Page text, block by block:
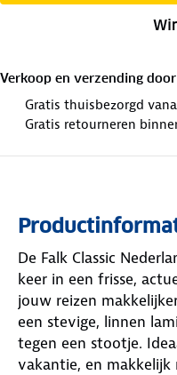
Verkoop en verzending door
Gratis thuisbezorgd
Gratis retourneren
De Falk Classic
keer in een frisse,
jouw reizen
een stevige, linnen
tegen een stootje.
vakantie, en makkelijk